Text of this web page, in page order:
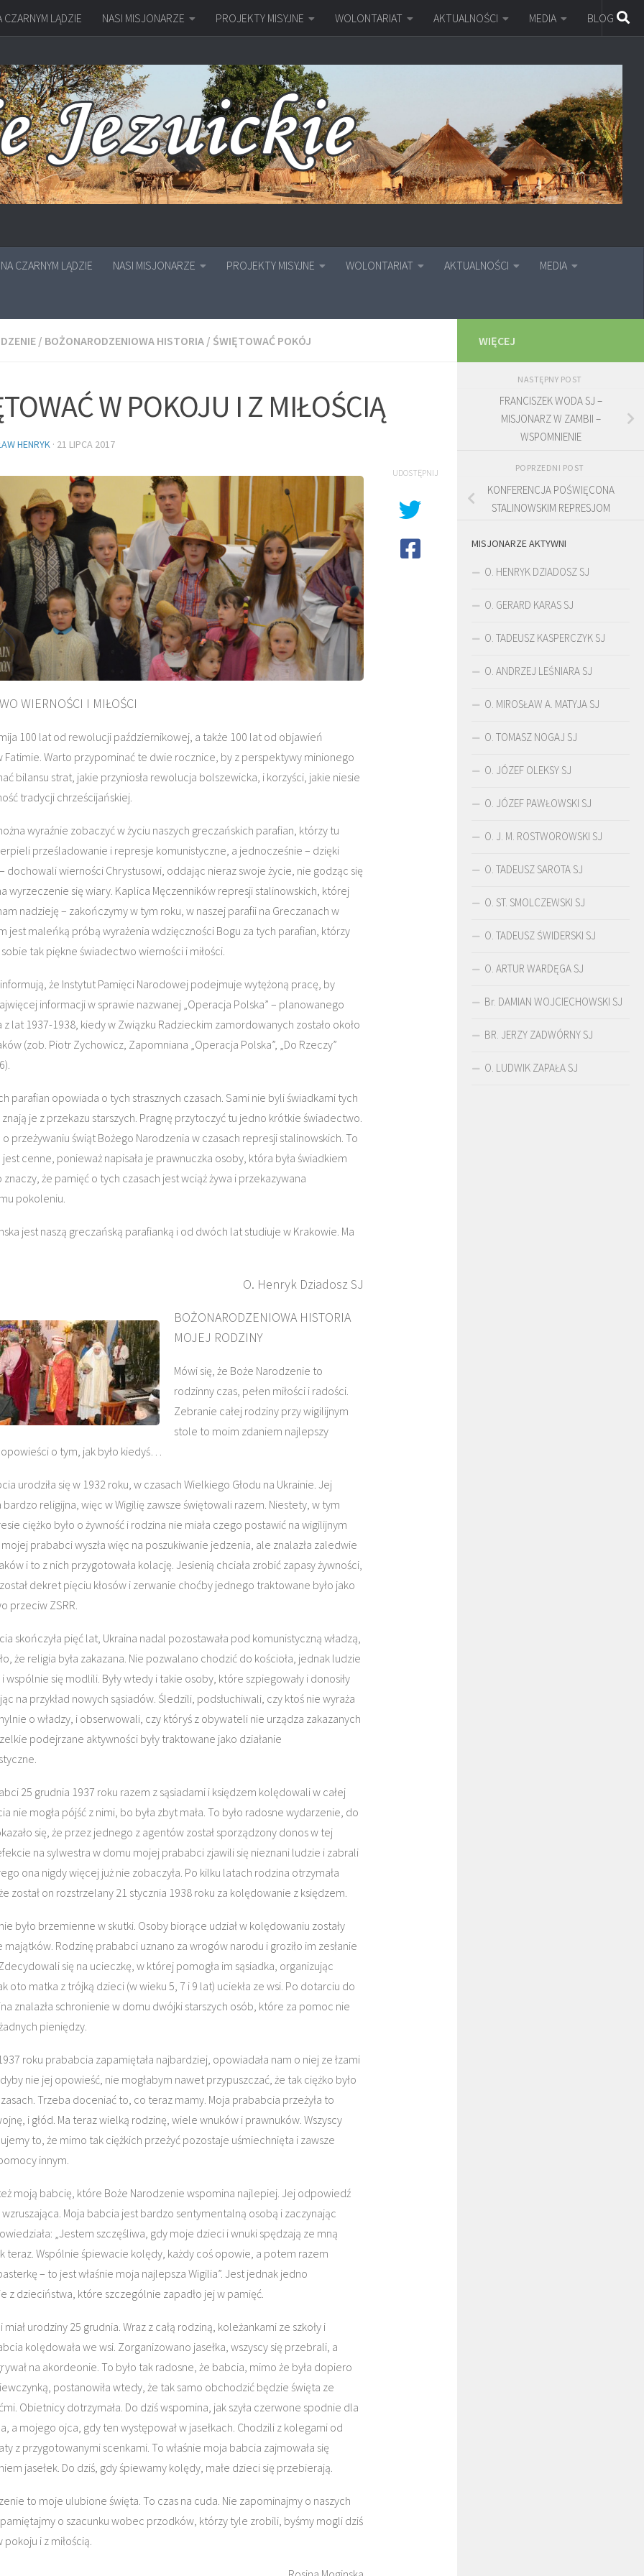
CZARNYM LĄDZIE NASI MISJONARZE PROJEKTY MISYJNE WOLONTARIAT AKTUALNOŚCI MEDIA BLOG
NA CZARNYM LĄDZIE NASI MISJONARZE PROJEKTY MISYJNE WOLONTARIAT AKTUALNOŚCI MEDIA
/ BOŻONARODZENIOWA HISTORIA / ŚWIĘTOWAĆ POKÓJ
W POKOJU I Z MIŁOŚCIĄ
HENRYK · 21 LIPCA 2017
WIERNOŚCI I MIŁOŚCI
100 lat od rewolucji październikowej, a także 100 lat od objawień
Fatimie. Warto przypominać te dwie rocznice, by z perspektywy minionego
bilansu strat, jakie przyniosła rewolucja bolszewicka, i korzyści, jakie niesie
tradycji chrześcijańskiej.
wyraźnie zobaczyć w życiu naszych greczańskich parafian, którzy tu
prześladowanie i represje komunistyczne, a jednocześnie – dzięki
dochowali wierności Chrystusowi, oddając nieraz swoje życie, nie godząc się
wyrzeczenie się wiary. Kaplica Męczenników represji stalinowskich, której
nadzieję – zakończymy w tym roku, w naszej parafii na Greczanach w
jest maleńką próbą wyrażenia wdzięczności Bogu za tych parafian, którzy
tak piękne świadectwo wierności i miłości.
że Instytut Pamięci Narodowej podejmuje wytężoną pracę, by
informacji w sprawie nazwanej „Operacja Polska” – planowanego
lat 1937-1938, kiedy w Związku Radzieckim zamordowanych zostało około
(zob. Piotr Zychowicz, Zapomniana „Operacja Polska”, „Do Rzeczy”
parafian opowiada o tych strasznych czasach. Sami nie byli świadkami tych
je z przekazu starszych. Pragnę przytoczyć tu jedno krótkie świadectwo.
o przeżywaniu świąt Bożego Narodzenia w czasach represji stalinowskich. To
cenne, ponieważ napisała je prawnuczka osoby, która była świadkiem
znaczy, że pamięć o tych czasach jest wciąż żywa i przekazywana
pokoleniu.
jest naszą greczańską parafianką i od dwóch lat studiuje w Krakowie. Ma
O. Henryk Dziadosz SJ
BOŻONARODZENIOWA HISTORIA
MOJEJ RODZINY
Mówi się, że Boże Narodzenie to
rodzinny czas, pełen miłości i radości.
Zebranie całej rodziny przy wigilijnym
stole to moim zdaniem najlepszy
o tym, jak było kiedyś…
urodziła się w 1932 roku, w czasach Wielkiego Głodu na Ukrainie. Jej
bardzo religijna, więc w Wigilię zawsze świętowali razem. Niestety, w tym
ciężko było o żywność i rodzina nie miała czego postawić na wigilijnym
prababci wyszła więc na poszukiwanie jedzenia, ale znalazła zaledwie
i to z nich przygotowała kolację. Jesienią chciała zrobić zapasy żywności,
dekret pięciu kłosów i zerwanie choćby jednego traktowane było jako
przeciw ZSRR.
skończyła pięć lat, Ukraina nadal pozostawała pod komunistyczną władzą,
że religia była zakazana. Nie pozwalano chodzić do kościoła, jednak ludzie
wspólnie się modlili. Były wtedy i takie osoby, które szpiegowały i donosiły
na przykład nowych sąsiadów. Śledzili, podsłuchiwali, czy ktoś nie wyraża
o władzy, i obserwowali, czy któryś z obywateli nie urządza zakazanych
podejrzane aktywności były traktowane jako działanie
25 grudnia 1937 roku razem z sąsiadami i księdzem kolędowali w całej
nie mogła pójść z nimi, bo była zbyt mała. To było radosne wydarzenie, do
się, że przez jednego z agentów został sporządzony donos w tej
na sylwestra w domu mojej prababci zjawili się nieznani ludzie i zabrali
ona nigdy więcej już nie zobaczyła. Po kilku latach rodzina otrzymała
został on rozstrzelany 21 stycznia 1938 roku za kolędowanie z księdzem.
było brzemienne w skutki. Osoby biorące udział w kolędowaniu zostały
Rodzinę prababci uznano za wrogów narodu i groziło im zesłanie
się na ucieczkę, w której pomogła im sąsiadka, organizując
oto matka z trójką dzieci (w wieku 5, 7 i 9 lat) uciekła ze wsi. Po dotarciu do
znalazła schronienie w domu dwójki starszych osób, które za pomoc nie
pieniędzy.
roku prababcia zapamiętała najbardziej, opowiadała nam o niej ze łzami
nie jej opowieść, nie mogłabym nawet przypuszczać, że tak ciężko było
Trzeba doceniać to, co teraz mamy. Moja prababcia przeżyła to
i głód. Ma teraz wielką rodzinę, wiele wnuków i prawnuków. Wszyscy
to, że mimo tak ciężkich przeżyć pozostaje uśmiechnięta i zawsze
innym.
moją babcię, które Boże Narodzenie wspomina najlepiej. Jej odpowiedź
wzruszająca. Moja babcia jest bardzo sentymentalną osobą i zaczynając
„Jestem szczęśliwa, gdy moje dzieci i wnuki spędzają ze mną
teraz. Wspólnie śpiewacie kolędy, każdy coś opowie, a potem razem
– to jest właśnie moja najlepsza Wigilia”. Jest jednak jedno
z dzieciństwa, które szczególnie zapadło jej w pamięć.
urodziny 25 grudnia. Wraz z całą rodziną, koleżankami ze szkoły i
kolędowała we wsi. Zorganizowano jasełka, wszyscy się przebrali, a
na akordeonie. To było tak radosne, że babcia, mimo że była dopiero
postanowiła wtedy, że tak samo obchodzić będzie święta ze
Obietnicy dotrzymała. Do dziś wspomina, jak szyła czerwone spodnie dla
a mojego ojca, gdy ten występował w jasełkach. Chodzili z kolegami od
z przygotowanymi scenkami. To właśnie moja babcia zajmowała się
jasełek. Do dziś, gdy śpiewamy kolędy, małe dzieci się przebierają.
to moje ulubione święta. To czas na cuda. Nie zapominajmy o naszych
o szacunku wobec przodków, którzy tyle zrobili, byśmy mogli dziś
i z miłością.
UDOSTĘPNIJ
KULT
M.
O. LUDWIK ZAPAŁA
WIĘCEJ
NASTĘPNY POST
FRANCISZEK WODA SJ –
MISJONARZ W ZAMBII –
WSPOMNIENIE
POPRZEDNI POST
KONFERENCJA POŚWIĘCONA
STALINOWSKIM REPRESJOM
MISJONARZE AKTYWNI
O. HENRYK DZIADOSZ SJ
O. GERARD KARAS SJ
O. TADEUSZ KASPERCZYK SJ
O. ANDRZEJ LEŚNIARA SJ
O. MIROSŁAW A. MATYJA SJ
O. TOMASZ NOGAJ SJ
O. JÓZEF OLEKSY SJ
O. JÓZEF PAWŁOWSKI SJ
O. J. M. ROSTWOROWSKI SJ
O. TADEUSZ SAROTA SJ
O. ST. SMOLCZEWSKI SJ
O. TADEUSZ ŚWIDERSKI SJ
O. ARTUR WARDĘGA SJ
Br. DAMIAN WOJCIECHOWSKI SJ
BR. JERZY ZADWÓRNY SJ
O. LUDWIK ZAPAŁA SJ